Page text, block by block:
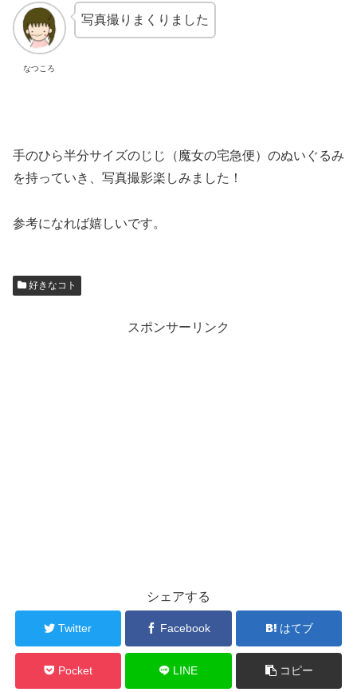
なつころ
写真撮りまくりました
手のひら半分サイズのじじ（魔女の宅急便）のぬいぐるみ
を持っていき、写真撮影楽しみました！
参考になれば嬉しいです。
好きなコト
スポンサーリンク
シェアする
Twitter Facebook はてブ
Pocket LINE コピー